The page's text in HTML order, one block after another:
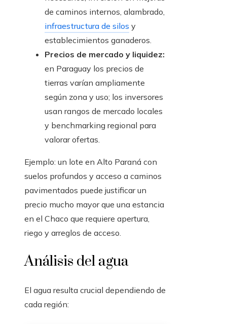
de caminos internos, alambrado,
infraestructura de silos y
establecimientos ganaderos.
Precios de mercado y liquidez:
en Paraguay los precios de
tierras varían ampliamente
según zona y uso; los inversores
usan rangos de mercado locales
y benchmarking regional para
valorar ofertas.
Ejemplo: un lote en Alto Paraná con
suelos profundos y acceso a caminos
pavimentados puede justificar un
precio mucho mayor que una estancia
en el Chaco que requiere apertura,
riego y arreglos de acceso.
Análisis del agua
El agua resulta crucial dependiendo de
cada región: